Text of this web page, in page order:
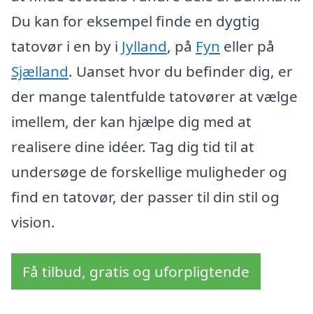
Du kan for eksempel finde en dygtig
tatovør i en by i Jylland, på Fyn eller på
Sjælland. Uanset hvor du befinder dig, er
der mange talentfulde tatovører at vælge
imellem, der kan hjælpe dig med at
realisere dine idéer. Tag dig tid til at
undersøge de forskellige muligheder og
find en tatovør, der passer til din stil og
vision.
Få tilbud, gratis og uforpligtende